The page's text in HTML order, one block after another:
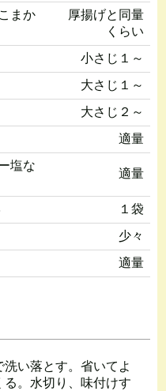
まか
厚揚げと同量
くらい
小さじ１～
大さじ１～
大さじ２～
適量
塩な
適量
１袋
少々
適量
い落とす。省いてよ
。水切り、味付けす